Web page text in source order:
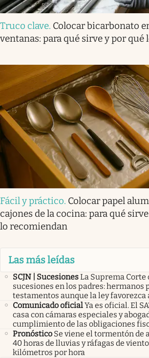
Truco clave. Colocar bicarbonato
ventanas: para qué sirve y por
Fácil y práctico. Colocar papel
cajones de la cocina: para qué
lo recomiendan
Las más leídas
SCJN | SucesionesLa Suprema Corte
sucesiones en los padres: hermanos
testamentos aunque la ley favorezca
Comunicado oficialYa es oficial. El
casa con cámaras especiales y
cumplimiento de las obligaciones
Pronóstico Se viene el tormentón de
40 horas de lluvias y ráfagas de
kilómetros por hora